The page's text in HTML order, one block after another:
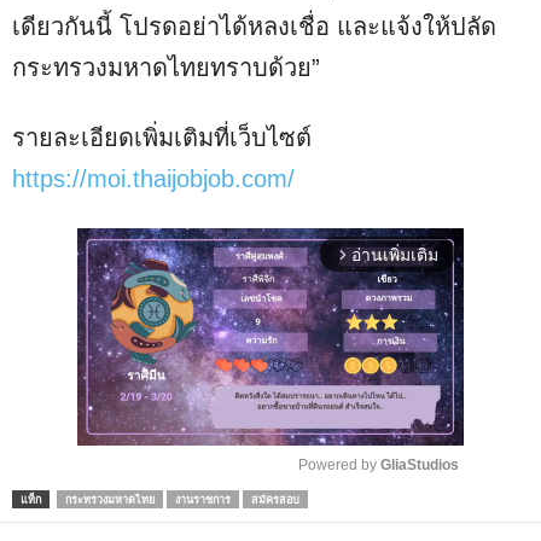
เดียวกันนี้ โปรดอย่าได้หลงเชื่อ และแจ้งให้ปลัด
กระทรวงมหาดไทยทราบด้วย”
รายละเอียดเพิ่มเติมที่เว็บไซต์
https://moi.thaijobjob.com/
arrow_forward_ios อ่านเพิ่มเติม
Powered by GliaStudios
แท็ก กระทรวงมหาดไทย งานราชการ สมัครสอบ